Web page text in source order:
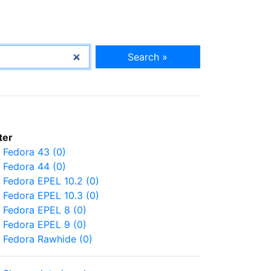
Search »
Fedora 43 (0)
Fedora 44 (0)
Fedora EPEL 10.2 (0)
Fedora EPEL 10.3 (0)
Fedora EPEL 8 (0)
Fedora EPEL 9 (0)
Fedora Rawhide (0)